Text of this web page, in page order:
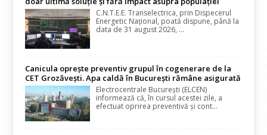
C.N.T.E.E. Transelectrica, prin Dispecerul
Energetic Național, poată dispune, până la
data de 31 august 2026, ...
Canicula oprește preventiv grupul în cogenerare de la
CET Grozăvești. Apa caldă în București rămâne asigurată
Electrocentrale București (ELCEN)
informează că, în cursul acestei zile, a
efectuat oprirea preventivă și cont...